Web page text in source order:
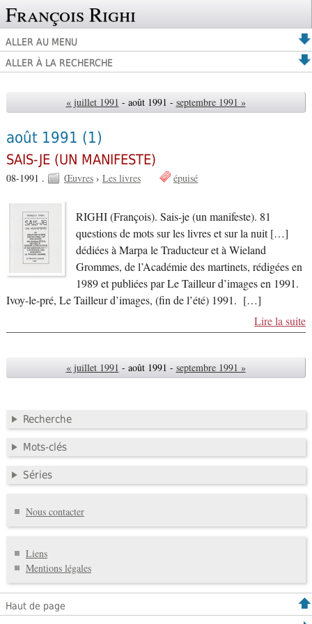
François Righi
ALLER AU MENU
ALLER À LA RECHERCHE
« juillet 1991 - août 1991 - septembre 1991 »
août 1991 (1)
SAIS-JE (UN MANIFESTE)
08-1991 . Œuvres› Les livres épuisé
RIGHI (François). Sais-je (un manifeste). 81
questions de mots sur les livres et sur la nuit […]
dédiées à Marpa le Traducteur et à Wieland
Grommes, de l’Académie des martinets, rédigées en
1989 et publiées par Le Tailleur d’images en 1991.
Ivoy-le-pré, Le Tailleur d’images, (fin de l’été) 1991. […]
Lire la suite
« juillet 1991 - août 1991 - septembre 1991 »
Recherche
Mots-clés
Séries
Nous contacter
Liens
Mentions légales
Haut de page